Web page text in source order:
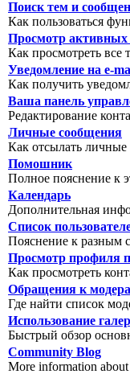
Поиск тем и
Как пользоваться
Просмотр
Как просмотреть
Уведомление на е-
Как получить
Ваша панель
Редактирование
Личные сообщения
Как отсылать личные
Помошник
Полное пояснение к
Календарь
Дополнительная
Список
Пояснение к разным
Просмотр профиля
Как просмотреть
Обращения к
Где найти список
Использование
Быстрый обзор
Community Blog
More information